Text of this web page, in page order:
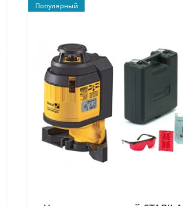
Популярный